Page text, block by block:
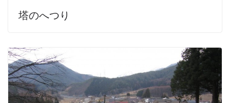
塔のへつり